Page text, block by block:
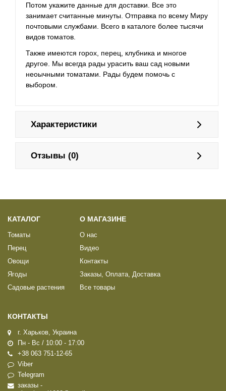
Потом укажите данные для доставки. Все это
занимает считанные минуты. Отправка по всему Миру
почтовыми службами. Всего в каталоге более тысячи
видов томатов.
Также имеются горох, перец, клубника и многое
другое. Мы всегда рады урасить ваш сад новыми
неоычными томатами. Рады будем помочь с
выбором.
Характеристики
Отзывы (0)
КАТАЛОГ
Томаты
Перец
Овощи
Ягоды
Садовые растения
О МАГАЗИНЕ
О нас
Видео
Контакты
Заказы, Оплата, Доставка
Все товары
КОНТАКТЫ
г. Харьков, Украина
Пн - Вс / 10:00 - 17:00
+38 063 751-12-65
Viber
Telegram
заказы -